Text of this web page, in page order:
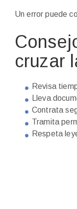
Un error puede
cruzar
Revisa
Lleva
Contrata
Tramita
Respeta